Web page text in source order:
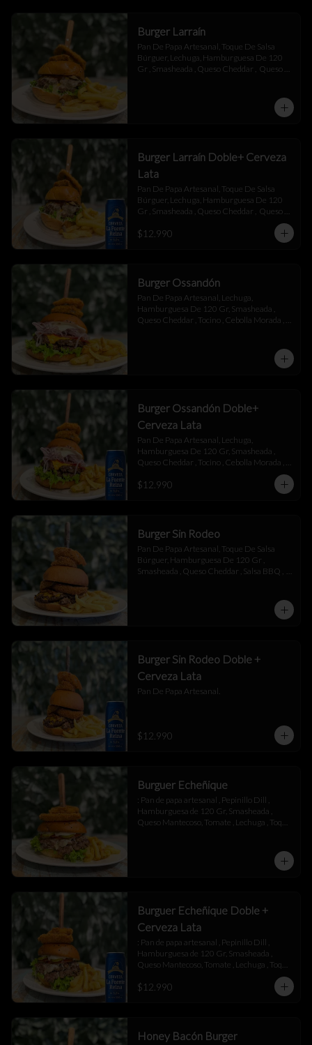
Burger Larraín
Pan De Papa Artesanal, Toque De Salsa
Búrguer, Lechuga, Hamburguesa De 120
Gr , Smasheada , Queso Cheddar ,  Queso
Burger Larraín Doble+ Cerveza
Lata
Pan De Papa Artesanal, Toque De Salsa
Búrguer, Lechuga, Hamburguesa De 120
Gr , Smasheada , Queso Cheddar ,  Queso
Champiñones Salteados , Toque De
$12.990
Burger Ossandón
Pan De Papa Artesanal, Lechuga,
Hamburguesa De 120 Gr, Smasheada ,
Queso Cheddar , Tocino , Cebolla Morada ,
Burger Ossandón Doble+
Cerveza Lata
Pan De Papa Artesanal, Lechuga,
Hamburguesa De 120 Gr, Smasheada ,
Queso Cheddar , Tocino , Cebolla Morada ,
$12.990
Burger Sin Rodeo
Pan De Papa Artesanal, Toque De Salsa
Búrguer, Hamburguesa De 120 Gr ,
Smasheada , Queso Cheddar , Salsa BBQ ,
Burger Sin Rodeo Doble +
Cerveza Lata
Pan De Papa Artesanal.
$12.990
Burguer Echeñique
: Pan de papa artesanal , Pepinillo Dill ,
Hamburguesa de 120 Gr, Smasheada ,
Queso Mantecoso, Tomate , Lechuga , Toque
Burguer Echeñique Doble +
Cerveza Lata
: Pan de papa artesanal , Pepinillo Dill ,
Hamburguesa de 120 Gr, Smasheada ,
Queso Mantecoso, Tomate , Lechuga , Toque
$12.990
Honey Bacón Burger